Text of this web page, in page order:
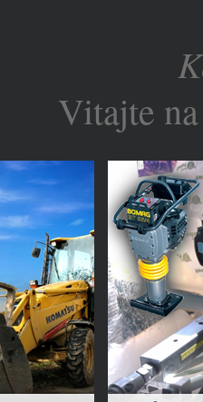
Vitajte